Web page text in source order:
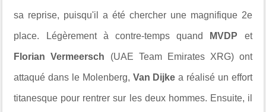
sa reprise, puisqu'il a été chercher une magnifique 2e
place. Légèrement à contre-temps quand MVDP et
Florian Vermeersch (UAE Team Emirates XRG) ont
attaqué dans le Molenberg, Van Dijke a réalisé un effort
titanesque pour rentrer sur les deux hommes. Ensuite, il